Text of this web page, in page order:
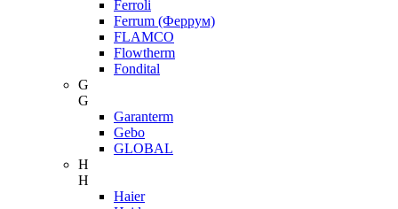
Ferroli
Ferrum (Феррум)
FLAMCO
Flowtherm
Fondital
G
G
Garanterm
Gebo
GLOBAL
H
H
Haier